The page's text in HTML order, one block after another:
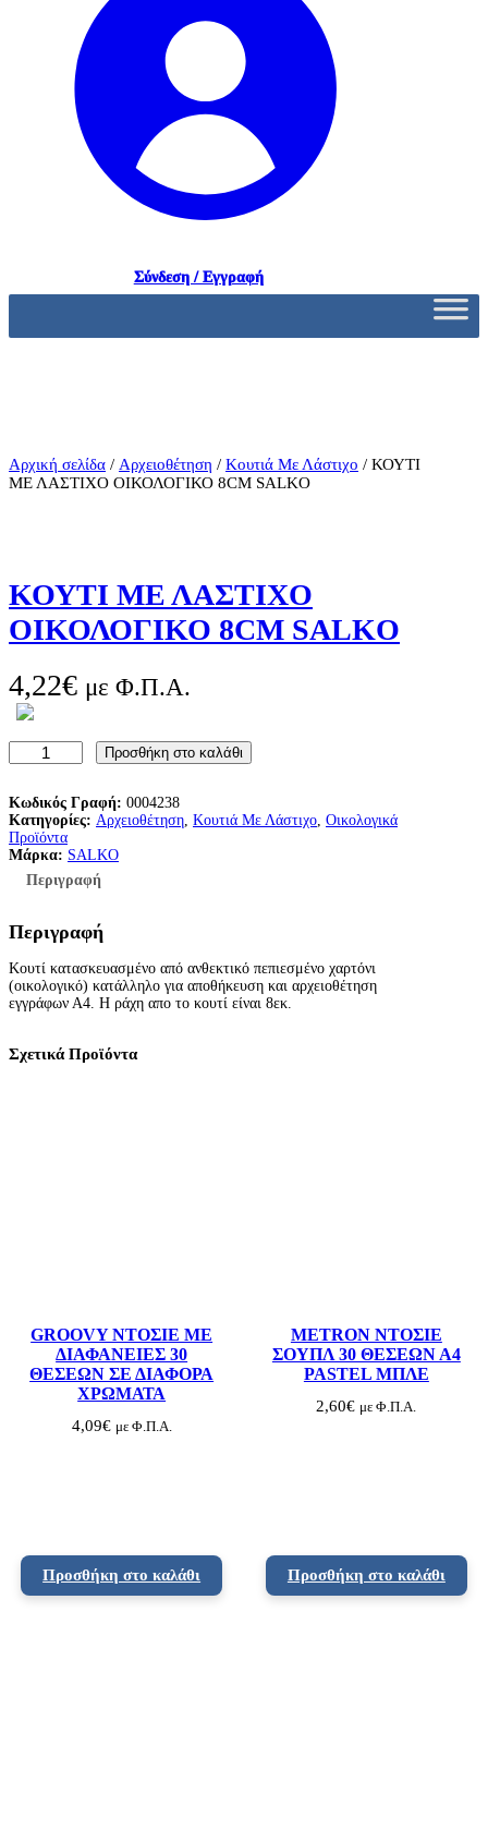
Σύνδεση / Εγγραφή
Αρχική σελίδα / Αρχειοθέτηση / Κουτιά Με Λάστιχο / ΚΟΥΤΙ
ΜΕ ΛΑΣΤΙΧΟ ΟΙΚΟΛΟΓΙΚΟ 8CM SALKO
ΚΟΥΤΙ ΜΕ ΛΑΣΤΙΧΟ
ΟΙΚΟΛΟΓΙΚΟ 8CM SALKO
4,22€ με Φ.Π.Α.
Ο
Τ
Ι
Μ
Ε
Τ
Ι
Ο
Ο
Ι
Λ
Προσθήκη στο καλάθι
Κωδικός Γραφή: 0004238
Κατηγορίες: Αρχειοθέτηση Κουτιά Με Λάστιχο Οικολογικά
Προϊόντα
Μάρκα: SALKO
Περιγραφή
Περιγραφή
Κουτί κατασκευασμένο από ανθεκτικό πεπιεσμένο χαρτόνι
(οικολογικό) κατάλληλο για αποθήκευση και αρχειοθέτηση
εγγράφων Α4. Η ράχη απο το κουτί είναι 8εκ.
Σχετικά Προϊόντα
GROOVY ΝΤΟΣΙΕ ΜΕ
ΔΙΑΦΑΝΕΙΕΣ 30
ΘΕΣΕΩΝ ΣΕ ΔΙΑΦΟΡΑ
ΧΡΩΜΑΤΑ
4,09€ με Φ.Π.Α.
Προσθήκη στο καλάθι
METRON ΝΤΟΣΙΕ
ΣΟΥΠΛ 30 ΘΕΣΕΩΝ Α4
PASTEL ΜΠΛΕ
2,60€ με Φ.Π.Α.
Προσθήκη στο καλάθι